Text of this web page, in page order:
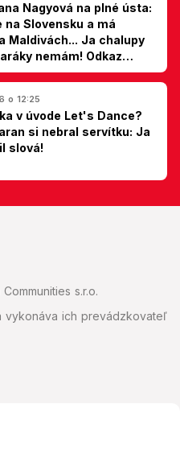
Nagyová na plné ústa:
na Slovensku a má
Maldivách... Ja chalupy
nemám! Odkaz
o 12:25
v úvode Let's Dance?
si nebral servítku: Ja
slová!
s.r.o.
vykonáva ich prevádzkovateľ